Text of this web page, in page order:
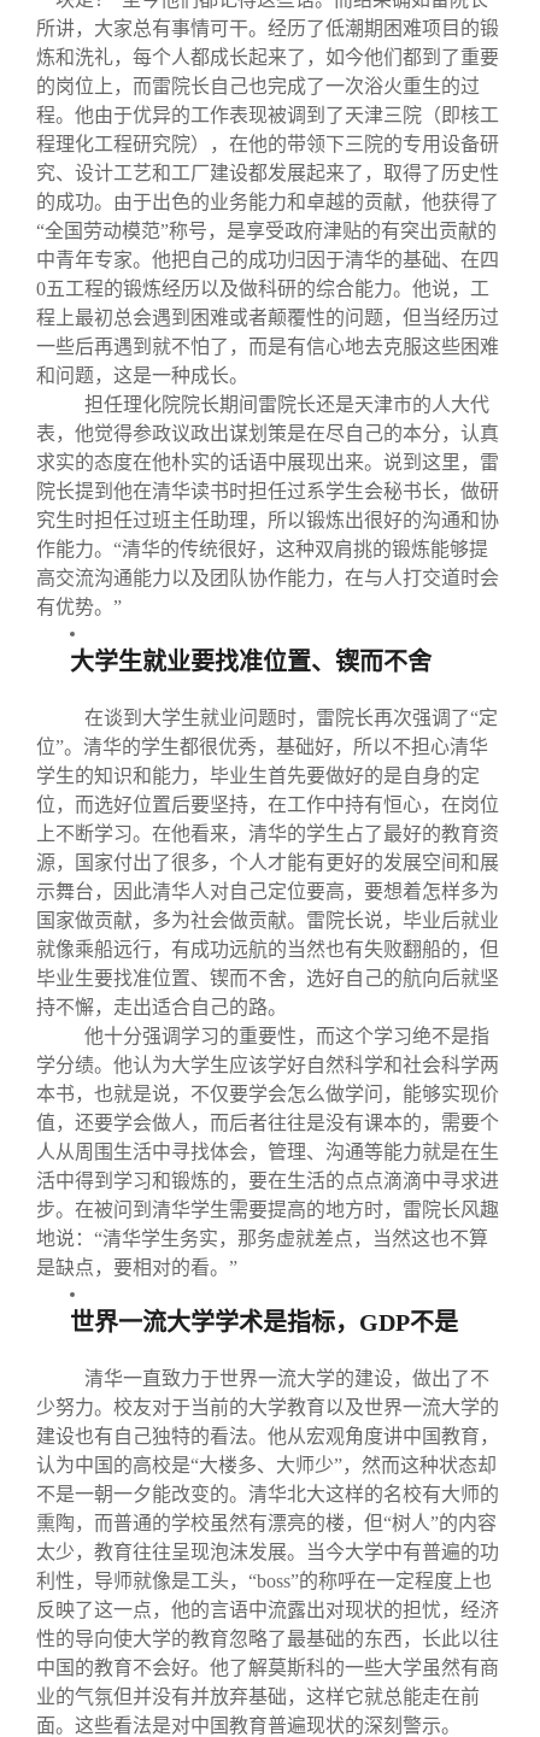
所讲，大家总有事情可干。经历了低潮期困难项目的锻
炼和洗礼，每个人都成长起来了，如今他们都到了重要
的岗位上，而雷院长自己也完成了一次浴火重生的过
程。他由于优异的工作表现被调到了天津三院（即核工
程理化工程研究院），在他的带领下三院的专用设备研
究、设计工艺和工厂建设都发展起来了，取得了历史性
的成功。由于出色的业务能力和卓越的贡献，他获得了
“全国劳动模范”称号，是享受政府津贴的有突出贡献的
中青年专家。他把自己的成功归因于清华的基础、在四
0五工程的锻炼经历以及做科研的综合能力。他说，工
程上最初总会遇到困难或者颠覆性的问题，但当经历过
一些后再遇到就不怕了，而是有信心地去克服这些困难
和问题，这是一种成长。
担任理化院院长期间雷院长还是天津市的人大代
表，他觉得参政议政出谋划策是在尽自己的本分，认真
求实的态度在他朴实的话语中展现出来。说到这里，雷
院长提到他在清华读书时担任过系学生会秘书长，做研
究生时担任过班主任助理，所以锻炼出很好的沟通和协
作能力。“清华的传统很好，这种双肩挑的锻炼能够提
高交流沟通能力以及团队协作能力，在与人打交道时会
有优势。”
大学生就业要找准位置、锲而不舍
在谈到大学生就业问题时，雷院长再次强调了“定
位”。清华的学生都很优秀，基础好，所以不担心清华
学生的知识和能力，毕业生首先要做好的是自身的定
位，而选好位置后要坚持，在工作中持有恒心，在岗位
上不断学习。在他看来，清华的学生占了最好的教育资
源，国家付出了很多，个人才能有更好的发展空间和展
示舞台，因此清华人对自己定位要高，要想着怎样多为
国家做贡献，多为社会做贡献。雷院长说，毕业后就业
就像乘船远行，有成功远航的当然也有失败翻船的，但
毕业生要找准位置、锲而不舍，选好自己的航向后就坚
持不懈，走出适合自己的路。
他十分强调学习的重要性，而这个学习绝不是指
学分绩。他认为大学生应该学好自然科学和社会科学两
本书，也就是说，不仅要学会怎么做学问，能够实现价
值，还要学会做人，而后者往往是没有课本的，需要个
人从周围生活中寻找体会，管理、沟通等能力就是在生
活中得到学习和锻炼的，要在生活的点点滴滴中寻求进
步。在被问到清华学生需要提高的地方时，雷院长风趣
地说：“清华学生务实，那务虚就差点，当然这也不算
是缺点，要相对的看。”
世界一流大学学术是指标，GDP不是
清华一直致力于世界一流大学的建设，做出了不
少努力。校友对于当前的大学教育以及世界一流大学的
建设也有自己独特的看法。他从宏观角度讲中国教育，
认为中国的高校是“大楼多、大师少”，然而这种状态却
不是一朝一夕能改变的。清华北大这样的名校有大师的
熏陶，而普通的学校虽然有漂亮的楼，但“树人”的内容
太少，教育往往呈现泡沫发展。当今大学中有普遍的功
利性，导师就像是工头，“boss”的称呼在一定程度上也
反映了这一点，他的言语中流露出对现状的担忧，经济
性的导向使大学的教育忽略了最基础的东西，长此以往
中国的教育不会好。他了解莫斯科的一些大学虽然有商
业的气氛但并没有并放弃基础，这样它就总能走在前
面。这些看法是对中国教育普遍现状的深刻警示。